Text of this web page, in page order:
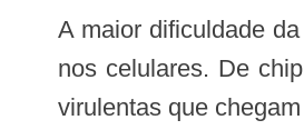
A maior dificuldade da empreitada não são as trilhas, o sol ou a chuva, mas as falsas informações que chegam a todo instante
nos celulares. De
virulentas que